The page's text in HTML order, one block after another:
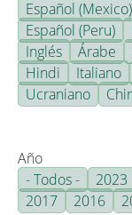
Español (Mexico)
Español (Peru)
Inglés
Árabe
Hindi
Italiano
Ucraniano
Año
- Todos -
2023
2017
2016